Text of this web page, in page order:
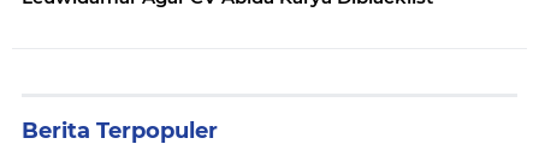
Berita Terpopuler